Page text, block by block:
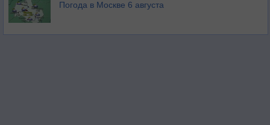
Погода в Москве 6 августа